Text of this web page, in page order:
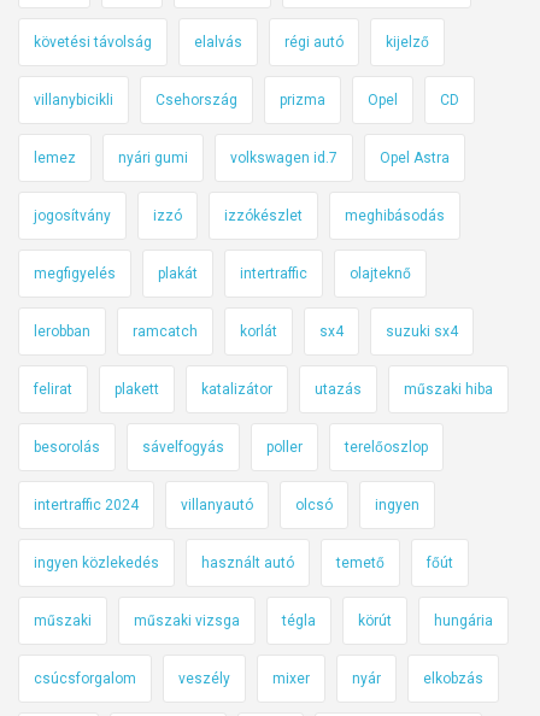
követési távolság elalvás régi autó kijelző
villanybicikli Csehország prizma Opel CD
lemez nyári gumi volkswagen id.7 Opel Astra
jogosítvány izzó izzókészlet meghibásodás
megfigyelés plakát intertraffic olajteknő
lerobban ramcatch korlát sx4 suzuki sx4
felirat plakett katalizátor utazás műszaki hiba
besorolás sávelfogyás poller terelőoszlop
intertraffic 2024 villanyautó olcsó ingyen
ingyen közlekedés használt autó temető főút
műszaki műszaki vizsga tégla körút hungária
csúcsforgalom veszély mixer nyár elkobzás